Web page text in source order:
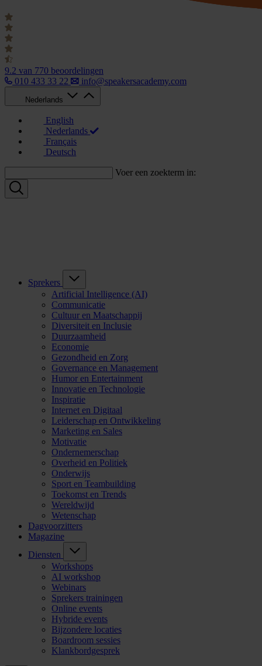
9.2 van 770 beoordelingen
010 433 33 22
info@speakersacademy.com
Nederlands
English
Nederlands
Français
Deutsch
Voer een zoekterm in:
Sprekers
Artificial Intelligence (AI)
Communicatie
Cultuur en Maatschappij
Diversiteit en Inclusie
Duurzaamheid
Economie
Gezondheid en Zorg
Governance en Management
Humor en Entertainment
Innovatie en Technologie
Inspiratie
Internet en Digitaal
Leiderschap en Ontwikkeling
Marketing en Sales
Motivatie
Ondernemerschap
Overheid en Politiek
Onderwijs
Sport en Teambuilding
Toekomst en Trends
Wereldwijd
Wetenschap
Dagvoorzitters
Magazine
Diensten
Workshops
AI workshop
Webinars
Sprekers trainingen
Online events
Hybride events
Bijzondere locaties
Boardroom sessies
Klankbordgesprek